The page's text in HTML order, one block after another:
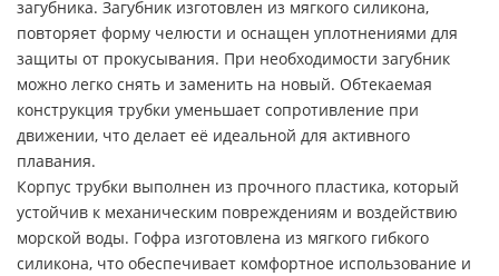
загубника. Загубник изготовлен из мягкого силикона,
повторяет форму челюсти и оснащен уплотнениями для
защиты от прокусывания. При необходимости загубник
можно легко снять и заменить на новый. Обтекаемая
конструкция трубки уменьшает сопротивление при
движении, что делает её идеальной для активного
плавания.
Корпус трубки выполнен из прочного пластика, который
устойчив к механическим повреждениям и воздействию
морской воды. Гофра изготовлена из мягкого гибкого
силикона, что обеспечивает комфортное использование и